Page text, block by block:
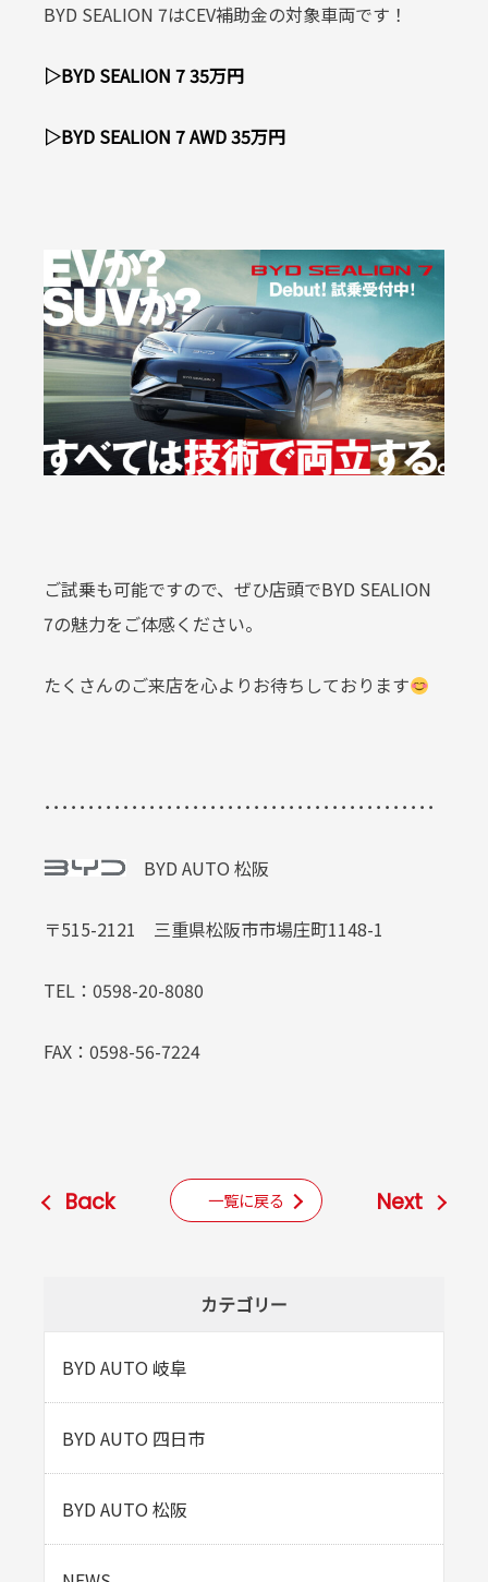
BYD SEALION 7はCEV補助金の対象車両です！
▷BYD SEALION 7 35万円
▷BYD SEALION 7 AWD 35万円
ご試乗も可能ですので、ぜひ店頭でBYD SEALION
7の魅力をご体感ください。
たくさんのご来店を心よりお待ちしております
･････････････････････････････････････････････
BYD AUTO 松阪
〒515-2121 三重県松阪市市場庄町1148-1
TEL：0598-20-8080
FAX：0598-56-7224
Back 一覧に戻る Next
カテゴリー
BYD AUTO 岐阜
BYD AUTO 四日市
BYD AUTO 松阪